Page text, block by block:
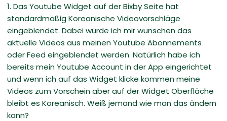
1. Das Youtube Widget auf der Bixby Seite hat
standardmäßig Koreanische Videovorschläge
eingeblendet. Dabei würde ich mir wünschen das
aktuelle Videos aus meinen Youtube Abonnements
oder Feed eingeblendet werden. Natürlich habe ich
bereits mein Youtube Account in der App eingerichtet
und wenn ich auf das Widget klicke kommen meine
Videos zum Vorschein aber auf der Widget Oberfläche
bleibt es Koreanisch. Weiß jemand wie man das ändern
kann?